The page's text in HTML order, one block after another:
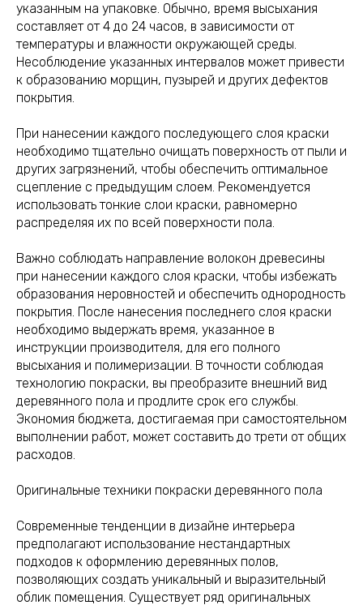
указанным на упаковке. Обычно, время высыхания
составляет от 4 до 24 часов, в зависимости от
температуры и влажности окружающей среды.
Несоблюдение указанных интервалов может привести
к образованию морщин, пузырей и других дефектов
покрытия.
При нанесении каждого последующего слоя краски
необходимо тщательно очищать поверхность от пыли и
других загрязнений, чтобы обеспечить оптимальное
сцепление с предыдущим слоем. Рекомендуется
использовать тонкие слои краски, равномерно
распределяя их по всей поверхности пола.
Важно соблюдать направление волокон древесины
при нанесении каждого слоя краски, чтобы избежать
образования неровностей и обеспечить однородность
покрытия. После нанесения последнего слоя краски
необходимо выдержать время, указанное в
инструкции производителя, для его полного
высыхания и полимеризации. В точности соблюдая
технологию покраски, вы преобразите внешний вид
деревянного пола и продлите срок его службы.
Экономия бюджета, достигаемая при самостоятельном
выполнении работ, может составить до трети от общих
расходов.
Оригинальные техники покраски деревянного пола
Современные тенденции в дизайне интерьера
предполагают использование нестандартных
подходов к оформлению деревянных полов,
позволяющих создать уникальный и выразительный
облик помещения. Существует ряд оригинальных